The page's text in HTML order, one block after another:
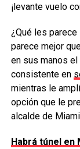
¡levante vuelo
¿Qué les
parece mejor
en sus manos el
consistente en
mientras le
opción que le
alcalde de
Habrá túnel en